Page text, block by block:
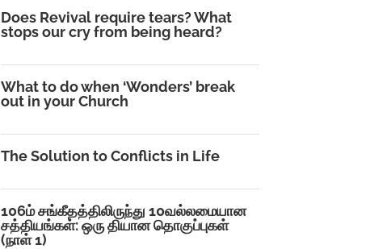
Does Revival require tears? What
stops our cry from being heard?
What to do when ‘Wonders’ break
out in your Church
The Solution to Conflicts in Life
106ம் சங்கீதத்திலிருந்து 10வல்லமையான
சத்தியங்கள்: ஒரு தியான தொகுப்புகள்
(நாள் 1)